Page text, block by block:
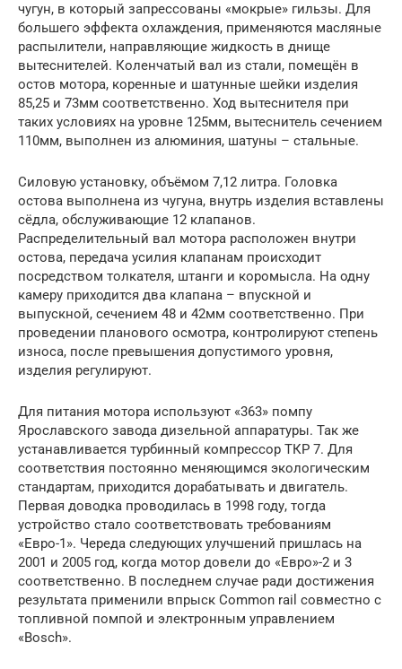
чугун, в который запрессованы «мокрые» гильзы. Для
большего эффекта охлаждения, применяются масляные
распылители, направляющие жидкость в днище
вытеснителей. Коленчатый вал из стали, помещён в
остов мотора, коренные и шатунные шейки изделия
85,25 и 73мм соответственно. Ход вытеснителя при
таких условиях на уровне 125мм, вытеснитель сечением
110мм, выполнен из алюминия, шатуны – стальные.
Силовую установку, объёмом 7,12 литра. Головка
остова выполнена из чугуна, внутрь изделия вставлены
сёдла, обслуживающие 12 клапанов.
Распределительный вал мотора расположен внутри
остова, передача усилия клапанам происходит
посредством толкателя, штанги и коромысла. На одну
камеру приходится два клапана – впускной и
выпускной, сечением 48 и 42мм соответственно. При
проведении планового осмотра, контролируют степень
износа, после превышения допустимого уровня,
изделия регулируют.
Для питания мотора используют «363» помпу
Ярославского завода дизельной аппаратуры. Так же
устанавливается турбинный компрессор ТКР 7. Для
соответствия постоянно меняющимся экологическим
стандартам, приходится дорабатывать и двигатель.
Первая доводка проводилась в 1998 году, тогда
устройство стало соответствовать требованиям
«Евро-1». Череда следующих улучшений пришлась на
2001 и 2005 год, когда мотор довели до «Евро»-2 и 3
соответственно. В последнем случае ради достижения
результата применили впрыск Common rail совместно с
топливной помпой и электронным управлением
«Bosch».